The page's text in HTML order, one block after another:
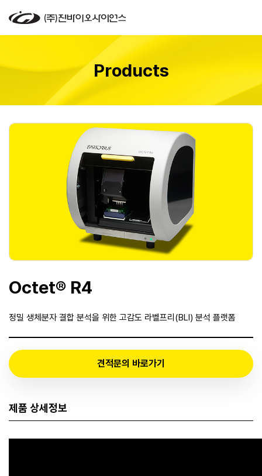
Products
Octet® R4
정밀 생체분자 결합 분석을 위한 고감도 라벨프리(BLI) 분석 플랫폼
견적문의 바로가기
제품 상세정보